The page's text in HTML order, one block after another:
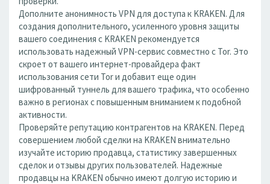
Дополните анонимность VPN для доступа к KRAKEN. Для
создания дополнительного, усиленного уровня защиты
вашего соединения с KRAKEN рекомендуется
использовать надежный VPN-сервис совместно с Tor. Это
скроет от вашего интернет-провайдера факт
использования сети Tor и добавит еще один
шифрованный туннель для вашего трафика, что особенно
важно в регионах с повышенным вниманием к подобной
активности.
Проверяйте репутацию контрагентов на KRAKEN. Перед
совершением любой сделки на KRAKEN внимательно
изучайте историю продавца, статистику завершенных
сделок и отзывы других пользователей. Надежные
продавцы на KRAKEN обычно имеют долгую историю и